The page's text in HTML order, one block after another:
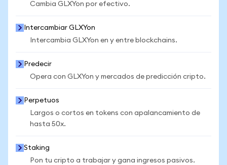
Cambia GLXYon por efectivo.
Intercambiar GLXYon
Intercambia GLXYon en y entre blockchains.
Predecir
Opera con GLXYon y mercados de predicción cripto.
Perpetuos
Largos o cortos en tokens con apalancamiento de
hasta 50x.
Staking
Pon tu cripto a trabajar y gana ingresos pasivos.